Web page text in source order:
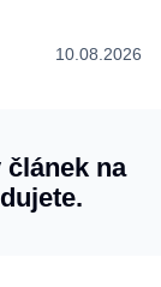
10.08.2026
na